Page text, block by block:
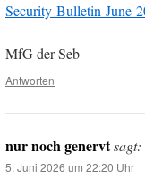
Security-Bulletin-June-
MfG der Seb
Antworten
nur noch genervtsagt:
5. Juni 2026 um 22:20 Uhr